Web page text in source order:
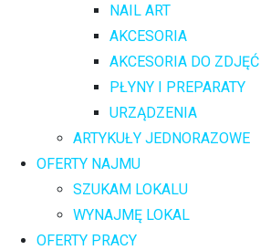
NAIL ART
AKCESORIA
AKCESORIA DO ZDJĘĆ
PŁYNY I PREPARATY
URZĄDZENIA
ARTYKUŁY JEDNORAZOWE
OFERTY NAJMU
SZUKAM LOKALU
WYNAJMĘ LOKAL
OFERTY PRACY